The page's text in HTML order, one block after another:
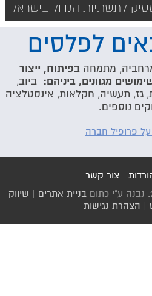
לתשתיות הגדול בישראל
לפלסים
מתמחה בפיתוח, ייצור
מגוונים, ביניהם: ביוב,
גז, תעשיה, חקלאות, אינסטלציה
נוספים.
פרופיל חברה
צור קשר
בניית אתרים | שיווק
| הצהרת נגישות